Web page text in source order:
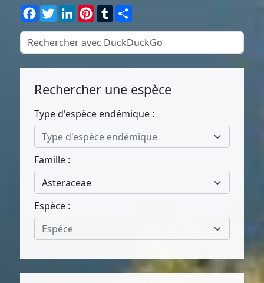
Facebook
TwitterLinkedInPinterest
Tumblr
Rechercher une espèce
Type d'espèce endémique :
Type d'espèce endémique
Famille :
Asteraceae
Espèce :
Espèce